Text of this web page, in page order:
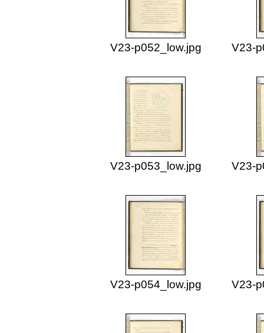
V23-p052_low.jpg V23-
V23-p053_low.jpg V23-
V23-p054_low.jpg V23-